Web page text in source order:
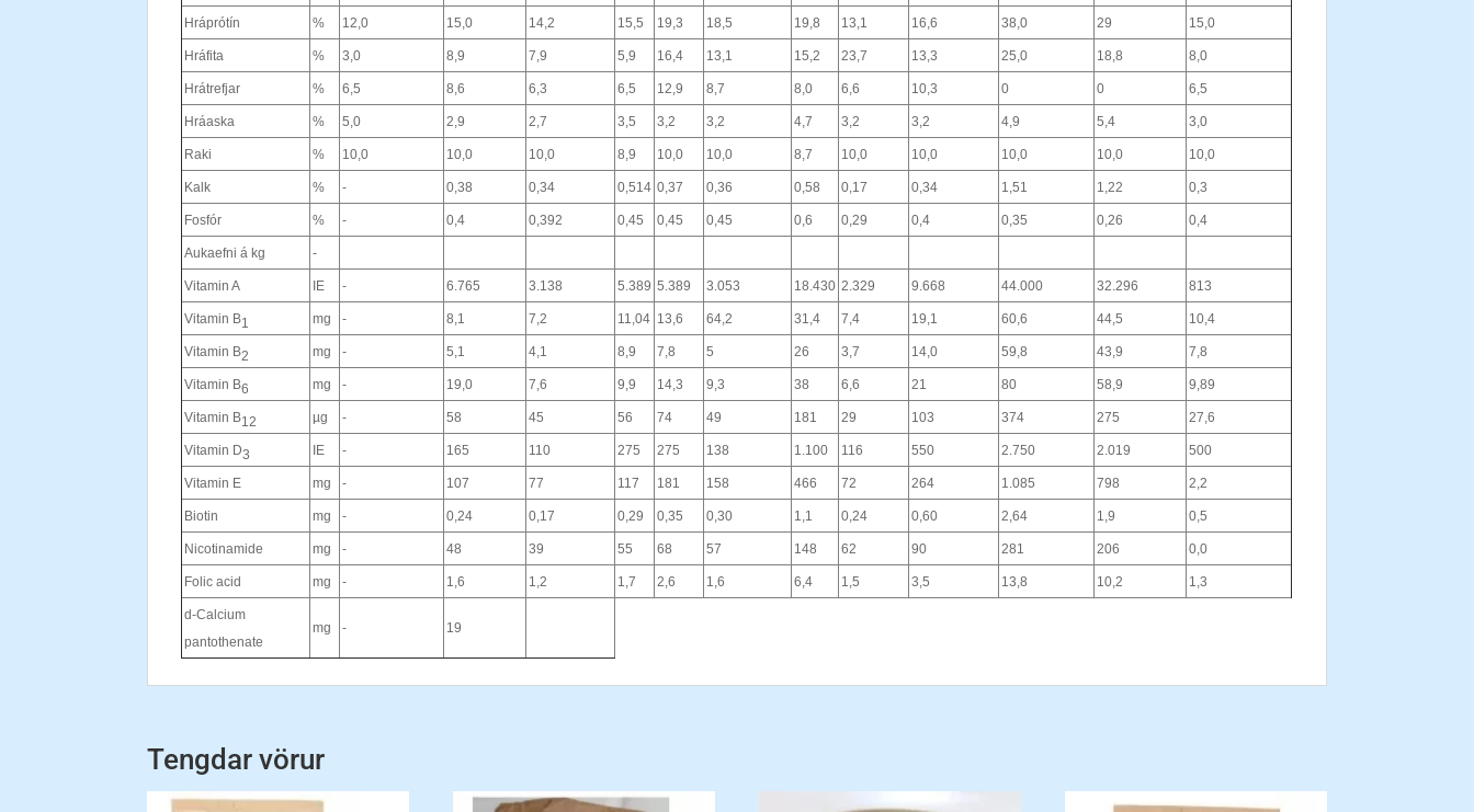
Hráprótín % 12,0 15,0 14,2 15,5 19,3 18,5 19,8 13,1 16,6 38,0 29 15,0
Hráfita % 3,0 8,9 7,9 5,9 16,4 13,1 15,2 23,7 13,3 25,0 18,8 8,0
Hrátrefjar % 6,5 8,6 6,3 6,5 12,9 8,7 8,0 6,6 10,3 0 0 6,5
Hráaska % 5,0 2,9 2,7 3,5 3,2 3,2 4,7 3,2 3,2 4,9 5,4 3,0
Raki % 10,0 10,0 10,0 8,9 10,0 10,0 8,7 10,0 10,0 10,0 10,0 10,0
Kalk % - 0,38 0,34 0,514 0,37 0,36 0,58 0,17 0,34 1,51 1,22 0,3
Fosfór % - 0,4 0,392 0,45 0,45 0,45 0,6 0,29 0,4 0,35 0,26 0,4
Aukaefni á kg -
Vitamin A IE - 6.765 3.138 5.389 5.389 3.053 18.430 2.329 9.668 44.000 32.296 813
Vitamin B1 mg - 8,1 7,2 11,04 13,6 64,2 31,4 7,4 19,1 60,6 44,5 10,4
Vitamin B2 mg - 5,1 4,1 8,9 7,8 5 26 3,7 14,0 59,8 43,9 7,8
Vitamin B6 mg - 19,0 7,6 9,9 14,3 9,3 38 6,6 21 80 58,9 9,89
Vitamin B12 µg - 58 45 56 74 49 181 29 103 374 275 27,6
Vitamin D3 IE - 165 110 275 275 138 1.100 116 550 2.750 2.019 500
Vitamin E mg - 107 77 117 181 158 466 72 264 1.085 798 2,2
Biotin mg - 0,24 0,17 0,29 0,35 0,30 1,1 0,24 0,60 2,64 1,9 0,5
Nicotinamide mg - 48 39 55 68 57 148 62 90 281 206 0,0
Folic acid mg - 1,6 1,2 1,7 2,6 1,6 6,4 1,5 3,5 13,8 10,2 1,3
d-Calcium
pantothenate
mg - 19
Tengdar vörur